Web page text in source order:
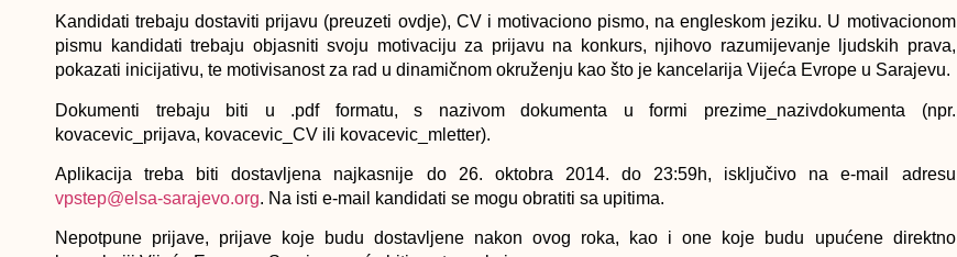
Kandidati trebaju dostaviti prijavu (preuzeti ovdje), CV i motivaciono pismo, na engleskom jeziku. U motivacionom
pismu kandidati trebaju objasniti svoju motivaciju za prijavu na konkurs, njihovo razumijevanje ljudskih prava,
pokazati inicijativu, te motivisanost za rad u dinamičnom okruženju kao što je kancelarija Vijeća Evrope u Sarajevu.
Dokumenti trebaju biti u .pdf formatu, s nazivom dokumenta u formi prezime_nazivdokumenta (npr.
kovacevic_prijava, kovacevic_CV ili kovacevic_mletter).
Aplikacija treba biti dostavljena najkasnije do 26. oktobra 2014. do 23:59h, isključivo na e-mail adresu
vpstep@elsa-sarajevo.org. Na isti e-mail kandidati se mogu obratiti sa upitima.
Nepotpune prijave, prijave koje budu dostavljene nakon ovog roka, kao i one koje budu upućene direktno